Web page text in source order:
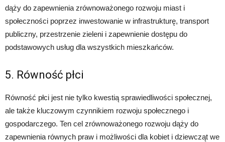
dąży do zapewnienia zrównoważonego rozwoju miast i
społeczności poprzez inwestowanie w infrastrukturę, transport
publiczny, przestrzenie zieleni i zapewnienie dostępu do
podstawowych usług dla wszystkich mieszkańców.
5. Równość płci
Równość płci jest nie tylko kwestią sprawiedliwości społecznej,
ale także kluczowym czynnikiem rozwoju społecznego i
gospodarczego. Ten cel zrównoważonego rozwoju dąży do
zapewnienia równych praw i możliwości dla kobiet i dziewcząt we